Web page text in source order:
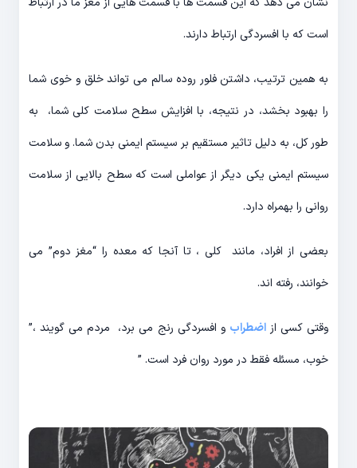
است که با افسردگی ارتباط دارند.
به همین ترتیب، داشتن فلور روده سالم می تواند خلق و خوی شما
را بهبود بخشد، در نتیجه، با افزایش سطح سلامت کلی شما، به
طور کل، به دلیل تاثیر مستقیم بر سیستم ایمنی بدن شما. و سلامت
سیستم ایمنی یکی دیگر از عواملی است که سطح بالایی از سلامت
روانی را بهمراه دارد.
بعضی از افراد، مانند کلی ، تا آنجا که معده را “مغز دوم” می
خوانند، رفته اند.
وقتی کسی ازاضطراب و افسردگی رنج می برد، مردم می گویند ،”
خوب، مسئله فقط در مورد روان فرد است. ”